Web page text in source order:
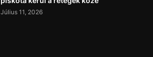
Július 11, 2026